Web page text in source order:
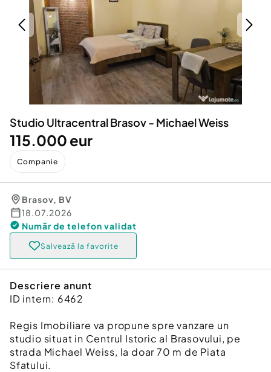
Servicii
Animale de companie
Afaceri și echipamente profesionale
Inchiriere Bunuri si Vehicule
Utilaje agricole si industriale
Piese auto si accesorii
Dacia Duster
Studio Ultracentral Brasov - Michael Weiss
115.000 eur
Companie
Brasov, BV
18.07.2026
Număr de telefon validat
Salvează la favorite
Descriere anunt
ID intern: 6462
Regis Imobiliare va propune spre vanzare un
studio situat in Centrul Istoric al Brasovului, pe
strada Michael Weiss, la doar 70 m de Piata
Sfatului.